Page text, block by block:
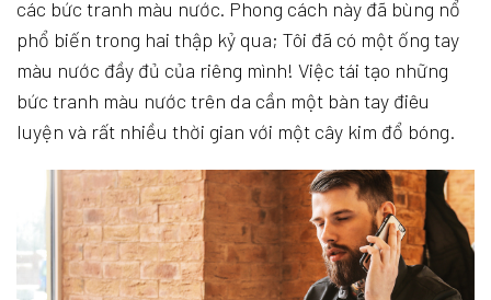
các bức tranh màu nước. Phong cách này đã bùng nổ
phổ biến trong hai thập kỷ qua; Tôi đã có một ống tay
màu nước đầy đủ của riêng mình! Việc tái tạo những
bức tranh màu nước trên da cần một bàn tay điêu
luyện và rất nhiều thời gian với một cây kim đổ bóng.